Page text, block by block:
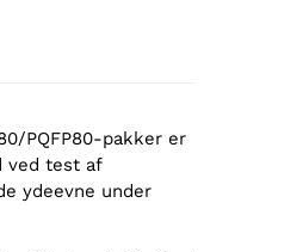
PQFP80-pakker er
ved test af
ydeevne under